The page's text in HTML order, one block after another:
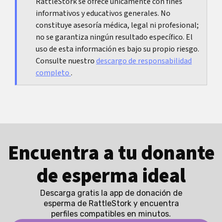
que salga.
informativos y educativos generales. No
constituye asesoría médica, legal ni profesional;
no se garantiza ningún resultado específico. El
uso de esta información es bajo su propio riesgo.
Consulte nuestrodescargo de responsabilidad
completo.
Encuentra a tu donante
de esperma ideal
Descarga gratis la app de donación de
esperma de RattleStork y encuentra
perfiles compatibles en minutos.